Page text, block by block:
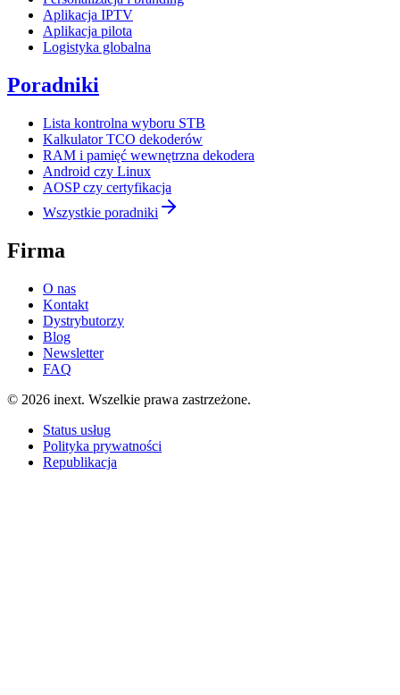
Aplikacja IPTV
Aplikacja pilota
Logistyka globalna
Poradniki
Lista kontrolna wyboru STB
Kalkulator TCO dekoderów
RAM i pamięć wewnętrzna dekodera
Android czy Linux
AOSP czy certyfikacja
Wszystkie poradniki
Firma
O nas
Kontakt
Dystrybutorzy
Blog
Newsletter
FAQ
© 2026 inext. Wszelkie prawa zastrzeżone.
Status usług
Polityka prywatności
Republikacja